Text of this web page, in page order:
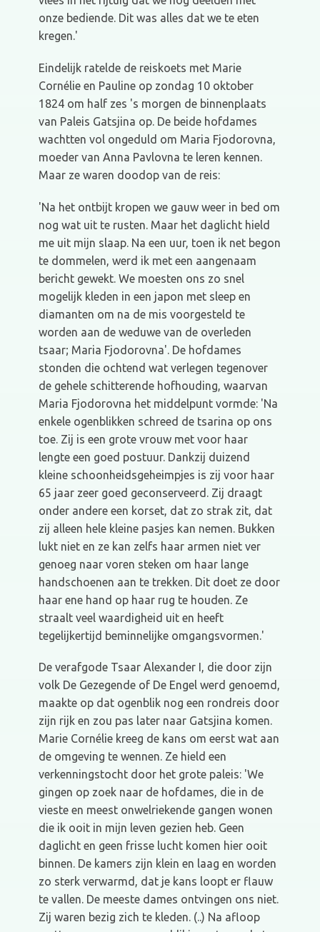
onze bediende. Dit was alles dat we te eten
kregen.'
Eindelijk ratelde de reiskoets met Marie
Cornélie en Pauline op zondag 10 oktober
1824 om half zes 's morgen de binnenplaats
van Paleis Gatsjina op. De beide hofdames
wachtten vol ongeduld om Maria Fjodorovna,
moeder van Anna Pavlovna te leren kennen.
Maar ze waren doodop van de reis:
'Na het ontbijt kropen we gauw weer in bed om
nog wat uit te rusten. Maar het daglicht hield
me uit mijn slaap. Na een uur, toen ik net begon
te dommelen, werd ik met een aangenaam
bericht gewekt. We moesten ons zo snel
mogelijk kleden in een japon met sleep en
diamanten om na de mis voorgesteld te
worden aan de weduwe van de overleden
tsaar; Maria Fjodorovna'. De hofdames
stonden die ochtend wat verlegen tegenover
de gehele schitterende hofhouding, waarvan
Maria Fjodorovna het middelpunt vormde: 'Na
enkele ogenblikken schreed de tsarina op ons
toe. Zij is een grote vrouw met voor haar
lengte een goed postuur. Dankzij duizend
kleine schoonheidsgeheimpjes is zij voor haar
65 jaar zeer goed geconserveerd. Zij draagt
onder andere een korset, dat zo strak zit, dat
zij alleen hele kleine pasjes kan nemen. Bukken
lukt niet en ze kan zelfs haar armen niet ver
genoeg naar voren steken om haar lange
handschoenen aan te trekken. Dit doet ze door
haar ene hand op haar rug te houden. Ze
straalt veel waardigheid uit en heeft
tegelijkertijd beminnelijke omgangsvormen.'
De verafgode Tsaar Alexander I, die door zijn
volk De Gezegende of De Engel werd genoemd,
maakte op dat ogenblik nog een rondreis door
zijn rijk en zou pas later naar Gatsjina komen.
Marie Cornélie kreeg de kans om eerst wat aan
de omgeving te wennen. Ze hield een
verkenningstocht door het grote paleis: 'We
gingen op zoek naar de hofdames, die in de
vieste en meest onwelriekende gangen wonen
die ik ooit in mijn leven gezien heb. Geen
daglicht en geen frisse lucht komen hier ooit
binnen. De kamers zijn klein en laag en worden
zo sterk verwarmd, dat je kans loopt er flauw
te vallen. De meeste dames ontvingen ons niet.
Zij waren bezig zich te kleden. (..) Na afloop